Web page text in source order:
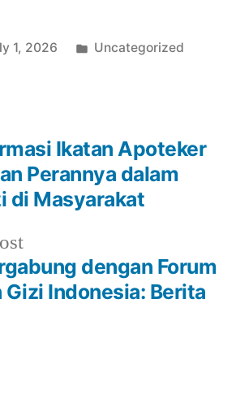
1, 2026
Posted
Uncategorized
Previous
post:
dengan Forum
Gizi Indonesia: Berita
Ikatan Apoteker
Perannya dalam
di Masyarakat